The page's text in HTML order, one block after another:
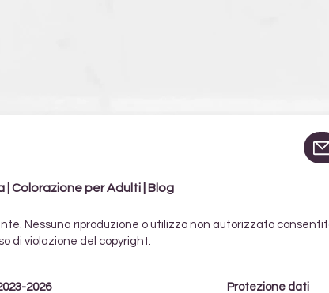
Colorazione per Adulti | Blog
Nessuna riproduzione o utilizzo non autorizzato
di violazione del copyright.
2026 Protezione dati